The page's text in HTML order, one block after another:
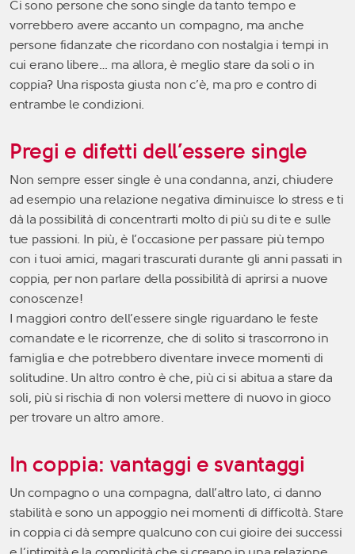
Ci sono persone che sono single da tanto tempo e
vorrebbero avere accanto un compagno, ma anche
persone fidanzate che ricordano con nostalgia i tempi in
cui erano libere… ma allora, è meglio stare da soli o in
coppia? Una risposta giusta non c’è, ma pro e contro di
entrambe le condizioni.
Pregi e difetti dell’essere single
Non sempre esser single è una condanna, anzi, chiudere
ad esempio una relazione negativa diminuisce lo stress e ti
dà la possibilità di concentrarti molto di più su di te e sulle
tue passioni. In più, è l’occasione per passare più tempo
con i tuoi amici, magari trascurati durante gli anni passati in
coppia, per non parlare della possibilità di aprirsi a nuove
conoscenze!
I maggiori contro dell’essere single riguardano le feste
comandate e le ricorrenze, che di solito si trascorrono in
famiglia e che potrebbero diventare invece momenti di
solitudine. Un altro contro è che, più ci si abitua a stare da
soli, più si rischia di non volersi mettere di nuovo in gioco
per trovare un altro amore.
In coppia: vantaggi e svantaggi
Un compagno o una compagna, dall’altro lato, ci danno
stabilità e sono un appoggio nei momenti di difficoltà. Stare
in coppia ci dà sempre qualcuno con cui gioire dei successi